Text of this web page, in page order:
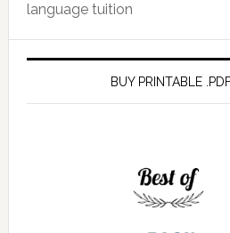
language tuition
BUY PRINTABLE